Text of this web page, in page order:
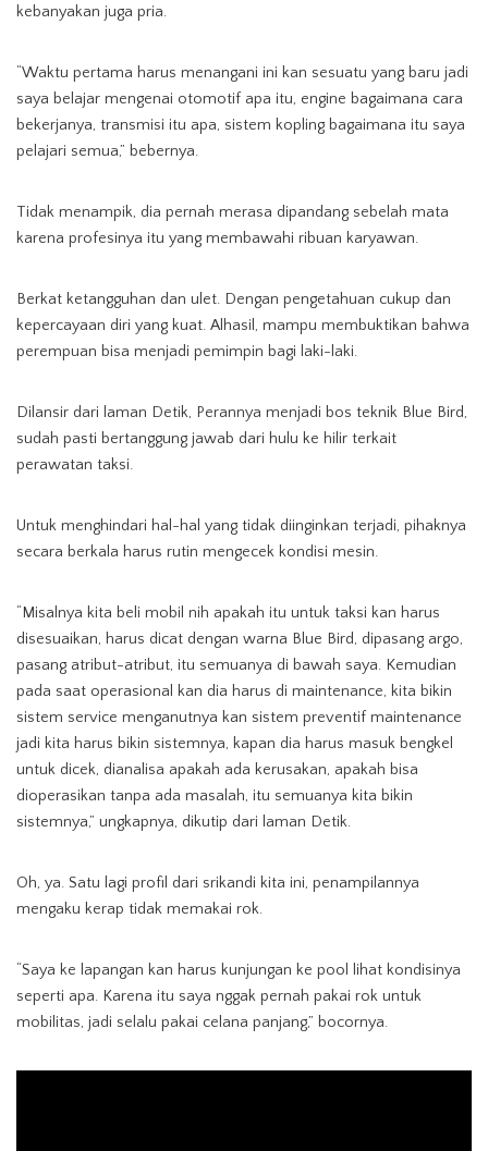
kebanyakan juga pria.
“Waktu pertama harus menangani ini kan sesuatu yang baru jadi
saya belajar mengenai otomotif apa itu, engine bagaimana cara
bekerjanya, transmisi itu apa, sistem kopling bagaimana itu saya
pelajari semua,” bebernya.
Tidak menampik, dia pernah merasa dipandang sebelah mata
karena profesinya itu yang membawahi ribuan karyawan.
Berkat ketangguhan dan ulet. Dengan pengetahuan cukup dan
kepercayaan diri yang kuat. Alhasil, mampu membuktikan bahwa
perempuan bisa menjadi pemimpin bagi laki-laki.
Dilansir dari laman Detik, Perannya menjadi bos teknik Blue Bird,
sudah pasti bertanggung jawab dari hulu ke hilir terkait
perawatan taksi.
Untuk menghindari hal-hal yang tidak diinginkan terjadi, pihaknya
secara berkala harus rutin mengecek kondisi mesin.
“Misalnya kita beli mobil nih apakah itu untuk taksi kan harus
disesuaikan, harus dicat dengan warna Blue Bird, dipasang argo,
pasang atribut-atribut, itu semuanya di bawah saya. Kemudian
pada saat operasional kan dia harus di maintenance, kita bikin
sistem service menganutnya kan sistem preventif maintenance
jadi kita harus bikin sistemnya, kapan dia harus masuk bengkel
untuk dicek, dianalisa apakah ada kerusakan, apakah bisa
dioperasikan tanpa ada masalah, itu semuanya kita bikin
sistemnya,” ungkapnya, dikutip dari laman Detik.
Oh, ya. Satu lagi profil dari srikandi kita ini, penampilannya
mengaku kerap tidak memakai rok.
“Saya ke lapangan kan harus kunjungan ke pool lihat kondisinya
seperti apa. Karena itu saya nggak pernah pakai rok untuk
mobilitas, jadi selalu pakai celana panjang,” bocornya.